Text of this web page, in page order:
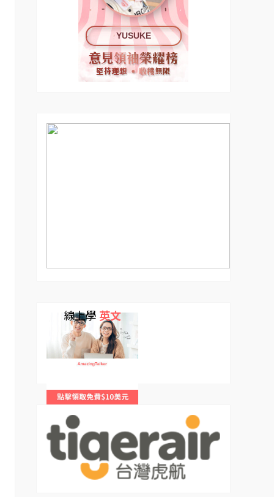
YUSUKE
線上學 英文